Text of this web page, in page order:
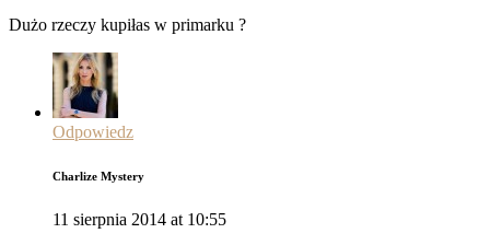
Dużo rzeczy kupiłas w primarku ?
Odpowiedz
Charlize Mystery
11 sierpnia 2014 at 10:55